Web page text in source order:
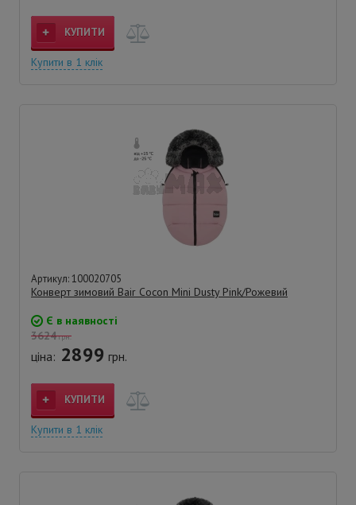
КУПИТИ
Купити в 1 клік
Артикул: 100020705
Конверт зимовий Bair Cocon Mini Dusty Pink/Рожевий
Є в наявності
3624грн.
ціна: 2899 грн.
КУПИТИ
Купити в 1 клік